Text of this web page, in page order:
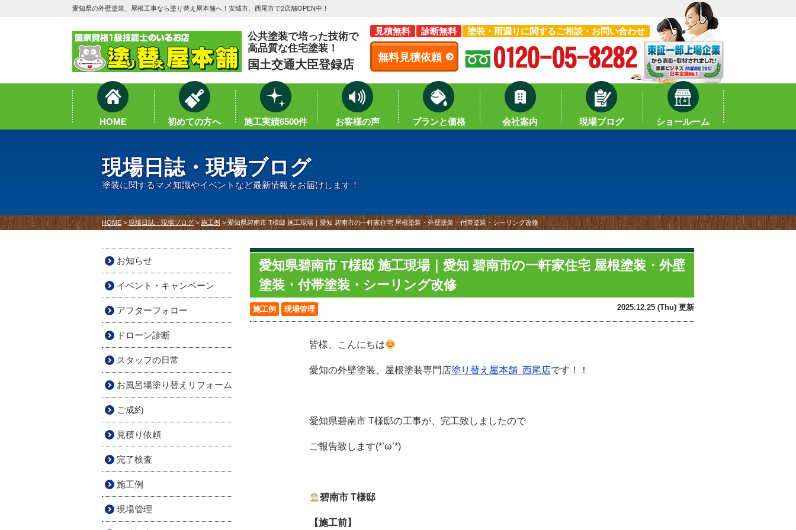
愛知県の外壁塗装、屋根工事なら塗り替え屋本舗へ！安城市、西尾市で2店舗OPEN中！
公共塗装で培った技術で
高品質な住宅塗装！
国土交通大臣登録店
見積無料 診断無料 塗装・雨漏りに関するご相談・お問い合わせ
無料見積依頼
HOME 初めての方へ 施工実績6500件 お客様の声 プランと価格 会社案内 現場ブログ ショールーム
現場日誌・現場ブログ
塗装に関するマメ知識やイベントなど最新情報をお届けします！
HOME> 現場日誌・現場ブログ > 施工例 > 愛知県碧南市 T様邸 施工現場｜愛知 碧南市の一軒家住宅 屋根塗装・外壁塗装・付帯塗装・シーリング改修
愛知県碧南市 T様邸 施工現場｜愛知 碧南市の一軒家住宅 屋根塗装・外壁
塗装・付帯塗装・シーリング改修
施工例 現場管理 2025.12.25 (Thu) 更新
皆様、こんにちは
愛知の外壁塗装、屋根塗装専門店塗り替え屋本舗 西尾店です！！
愛知県碧南市 T様邸の工事が、完工致しましたので
ご報告致します(*’ω’*)
碧南市 T様邸
【施工前】
お知らせ
イベント・キャンペーン
アフターフォロー
ドローン診断
スタッフの日常
お風呂場塗り替えリフォーム
ご成約
見積り依頼
完了検査
施工例
現場管理